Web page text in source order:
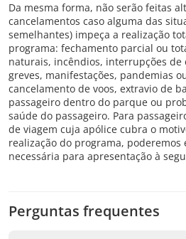
Da mesma forma, não serão feitas
cancelamentos caso alguma das
semelhantes) impeça a realização
programa: fechamento parcial ou
naturais, incêndios, interrupções de
greves, manifestações, pandemias
cancelamento de voos, extravio de
passageiro dentro do parque ou
saúde do passageiro. Para
de viagem cuja apólice cubra o
realização do programa,
necessária para apresentação à
Perguntas frequentes